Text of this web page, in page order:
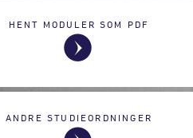
HENT MODULER SOM PDF
ANDRE STUDIEORDNINGER